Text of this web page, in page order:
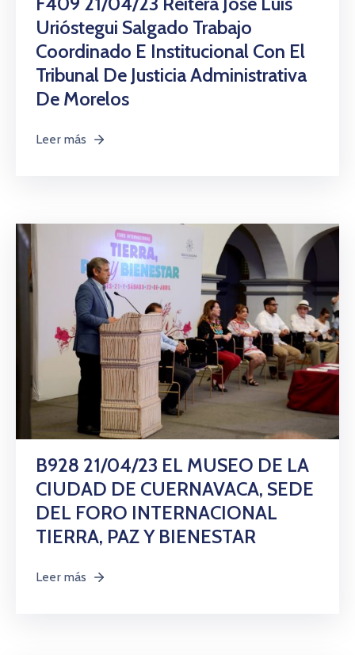
Urióstegui Salgado Trabajo
Coordinado E Institucional Con El
Tribunal De Justicia Administrativa
De Morelos
Leer más
B928 21/04/23 EL MUSEO DE LA
CIUDAD DE CUERNAVACA, SEDE
DEL FORO INTERNACIONAL
TIERRA, PAZ Y BIENESTAR
Leer más